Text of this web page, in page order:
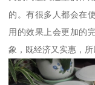
的。有很多人都会在
用的效果上会更加的
象，既经济又实惠，所